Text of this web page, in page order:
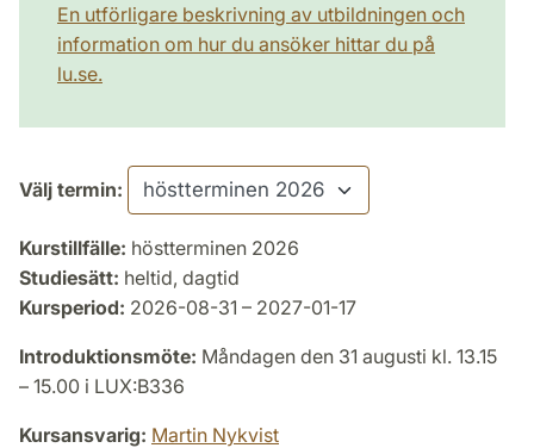
En utförligare beskrivning av utbildningen och
information om hur du ansöker hittar du på
lu.se.
Välj termin:
Kurstillfälle: höstterminen 2026
Studiesätt: heltid, dagtid
Kursperiod: 2026-08-31 – 2027-01-17
Introduktionsmöte: Måndagen den 31 augusti kl. 13.15
– 15.00 i LUX:B336
Kursansvarig: Martin Nykvist